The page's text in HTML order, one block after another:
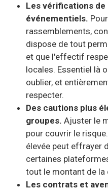
Les vérifications
événementiels.
rassemblements,
dispose de tout
et que l'effectif
locales. Essentiel là
oublier, et
respecter.
Des cautions plus
groupes. Ajuster le
pour couvrir le
élevée peut effrayer
certaines
tout le montant de la
Les contrats et